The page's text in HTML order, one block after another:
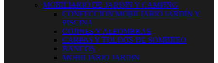
MOBILIARIO DE JARDIN Y CAMPING
CONFECCION MOBILIARIO JARDÍN Y
PISCINA
COJINES Y ALFOMBRAS
CARPAS Y TOLDOS DE SOMBREO
BANCOS
MOBILIARIO JARDIN